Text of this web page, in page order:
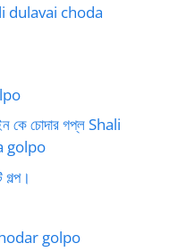
sali dulavai choda
কে চোদার গপ্ল Shali
golpo
গল্প।
golpo